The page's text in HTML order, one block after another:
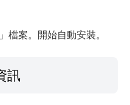
檔案。開始自動安裝。
訊